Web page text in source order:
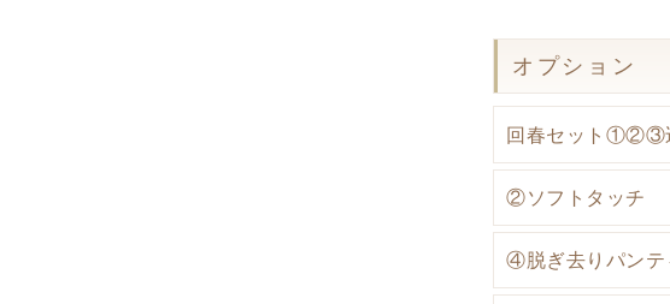
オプション
回春セット①②③
②ソフトタッチ
④脱ぎ去りパンテ